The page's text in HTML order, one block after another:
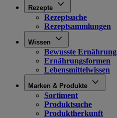
Rezepte
Rezeptsuche
Rezeptsammlungen
Wissen
Bewusste Ernährung
Ernährungsformen
Lebensmittelwissen
Marken & Produkte
Sortiment
Produktsuche
Produktherkunft